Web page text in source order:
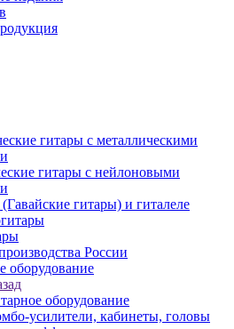
гитары с металлическими
гитары с нейлоновыми
гитары) и гиталеле
России
оборудование
оборудование
усилители, кабинеты, головы